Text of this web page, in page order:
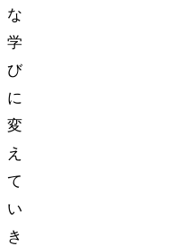
な
学
び
に
変
え
て
い
き